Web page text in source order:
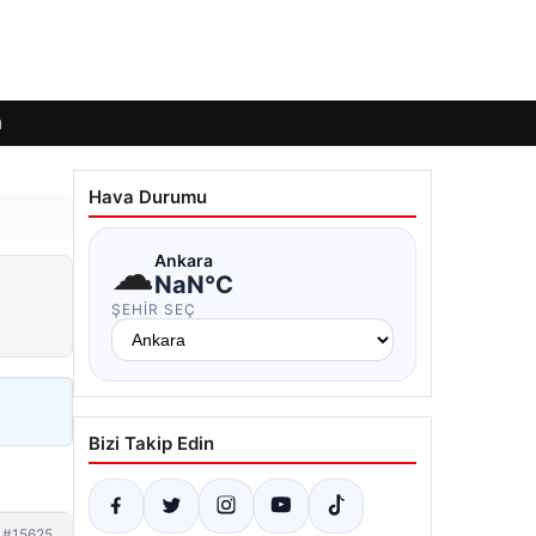
Hava Durumu
☁Ankara
NaN°C
ŞEHIR SEÇ
Bizi Takip Edin